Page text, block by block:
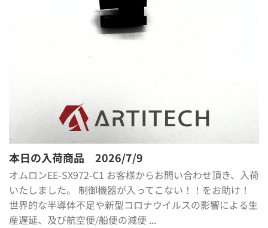
本日の入荷商品 2026/7/9
オムロンEE-SX972-C1 お客様からお問い合わせ頂き、入荷
いたしました。 制御機器が入ってこない！！をお助け！
世界的な半導体不足や新型コロナウイルスの影響による生
産遅延、及び航空便/船便の減便 ...